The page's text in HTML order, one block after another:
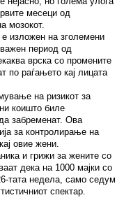
месеци од
мозокот.
е изложен на зголемени
период од
врска со промените
по раѓањето кај лицата
на ризикот за
коишто биле
забременат. Ова
за контролирање на
овие жени.
и грижи за жените со
дека на 1000 мајки со
тата недела, само седум
спектар.